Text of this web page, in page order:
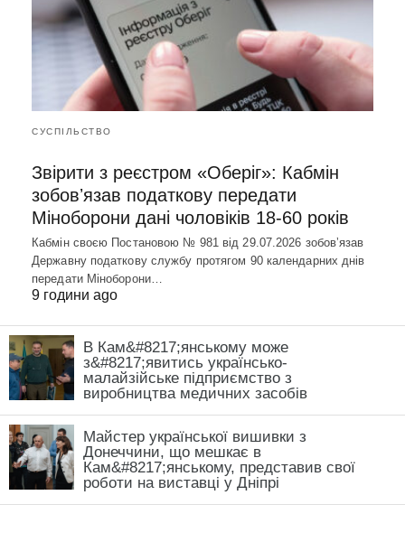
СУСПІЛЬСТВО
Звірити з реєстром «Оберіг»: Кабмін
зобовʼязав податкову передати
Міноборони дані чоловіків 18-60 років
Кабмін своєю Постановою № 981 від 29.07.2026 зобовʼязав
Державну податкову службу протягом 90 календарних днів
передати Міноборони…
9 години ago
В Кам&#8217;янському може
з&#8217;явитись українсько-
малайзійське підприємство з
виробництва медичних засобів
Майстер української вишивки з
Донеччини, що мешкає в
Кам&#8217;янському, представив свої
роботи на виставці у Дніпрі